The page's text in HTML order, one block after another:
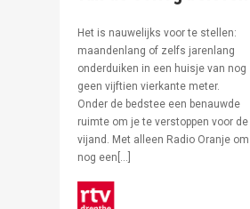
Het is nauwelijks voor te stellen:
maandenlang of zelfs jarenlang
onderduiken in een huisje van nog
geen vijftien vierkante meter.
Onder de bedstee een benauwde
ruimte om je te verstoppen voor de
vijand. Met alleen Radio Oranje om
nog een[…]